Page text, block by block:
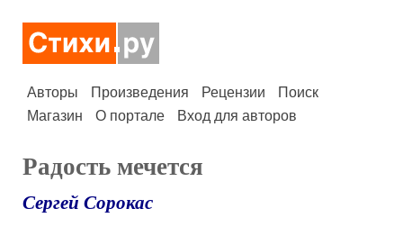
Авторы Произведения Рецензии
Поиск
Магазин
О портале Вход для авторов
Радость мечется
Сергей Сорокас